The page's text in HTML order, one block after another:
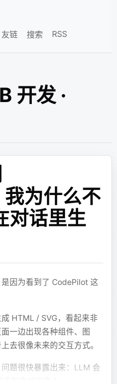
友链 搜索 RSS
开发 ·
为什么不
对话里生
因为看到了 CodePilot 这
HTML / SVG，看起来非
一边出现各种组件、图
去很像未来的交互方式。
题很快暴露出来：LLM 会